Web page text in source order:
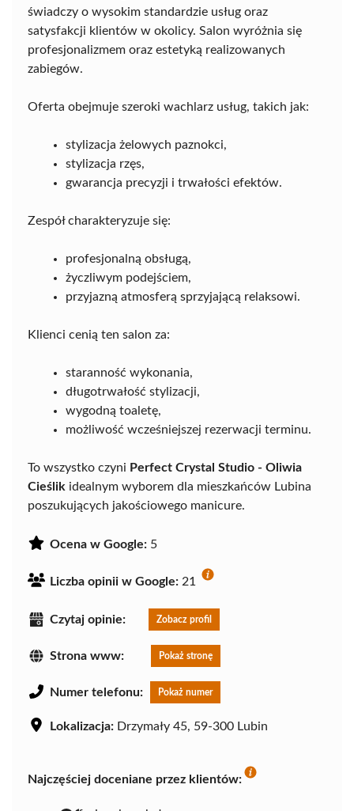
świadczy o wysokim standardzie usług oraz
satysfakcji klientów w okolicy. Salon wyróżnia się
profesjonalizmem oraz estetyką realizowanych
zabiegów.
Oferta obejmuje szeroki wachlarz usług, takich jak:
stylizacja żelowych paznokci,
stylizacja rzęs,
gwarancja precyzji i trwałości efektów.
Zespół charakteryzuje się:
profesjonalną obsługą,
życzliwym podejściem,
przyjazną atmosferą sprzyjającą relaksowi.
Klienci cenią ten salon za:
staranność wykonania,
długotrwałość stylizacji,
wygodną toaletę,
możliwość wcześniejszej rezerwacji terminu.
To wszystko czyni Perfect Crystal Studio - Oliwia
Cieślik idealnym wyborem dla mieszkańców Lubina
poszukujących jakościowego manicure.
Ocena w Google: 5
Liczba opinii w Google: 21
Czytaj opinie: Zobacz profil
Strona www: Pokaż stronę
Numer telefonu: Pokaż numer
Lokalizacja: Drzymały 45, 59-300 Lubin
Najczęściej doceniane przez klientów: